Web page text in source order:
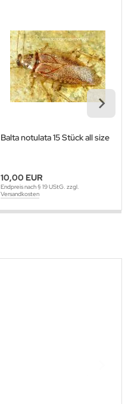
Balta notulata 15 Stück all size
10,00 EUR
Endpreis nach § 19 UStG. zzgl.
Versandkosten